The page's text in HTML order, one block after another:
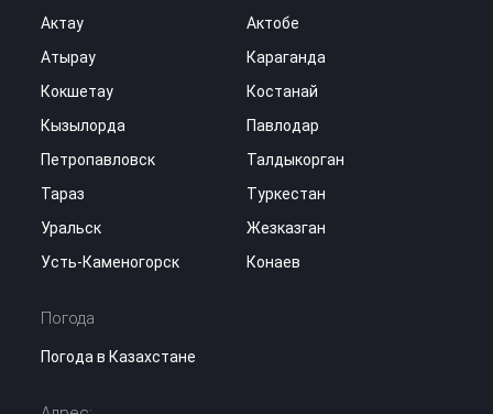
Актау
Актобе
Атырау
Караганда
Кокшетау
Костанай
Кызылорда
Павлодар
Петропавловск
Талдыкорган
Тараз
Туркестан
Уральск
Жезказган
Усть-Каменогорск
Конаев
Погода
Погода в Казахстане